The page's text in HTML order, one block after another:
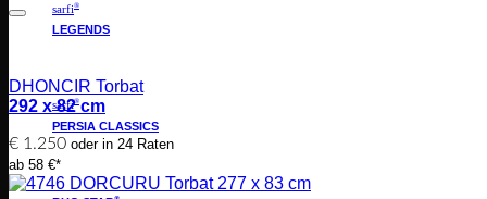
sarfi®
LEGENDS
sarfi®
PERSIA CLASSICS
DHONCIR Torbat
292 x 82 cm
€ 1.250 oder in 24 Raten
ab 58 €*